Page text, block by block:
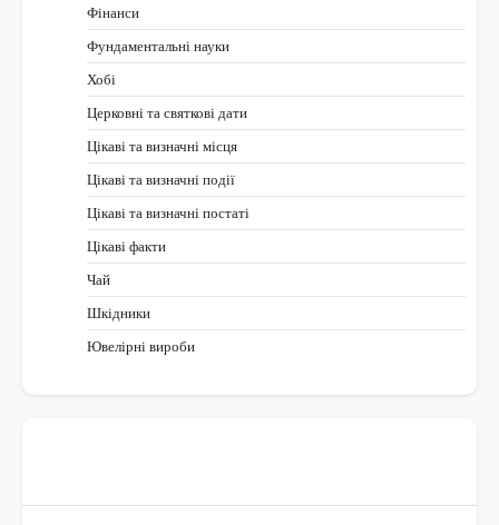
Фінанси
Фундаментальні науки
Хобі
Церковні та святкові дати
Цікаві та визначні місця
Цікаві та визначні події
Цікаві та визначні постаті
Цікаві факти
Чай
Шкідники
Ювелірні вироби